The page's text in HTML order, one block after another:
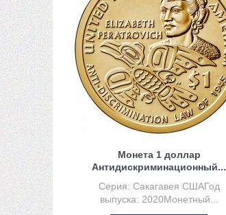
Монета 1 доллар
Антидискриминационный...
Серия: Сакагавея СШАГод
выпуска: 2020Монетный...